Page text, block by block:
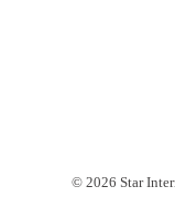
© 2026 Star